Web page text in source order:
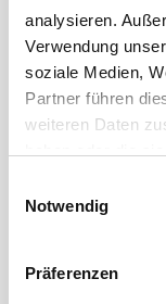
analysieren.
Verwendung
soziale Medien,
Partner führen
weiteren Daten
Notwendig
Präferenzen
Juni 2020
April 2020
März 2020
Februar 2020
Januar 2020
November 2019